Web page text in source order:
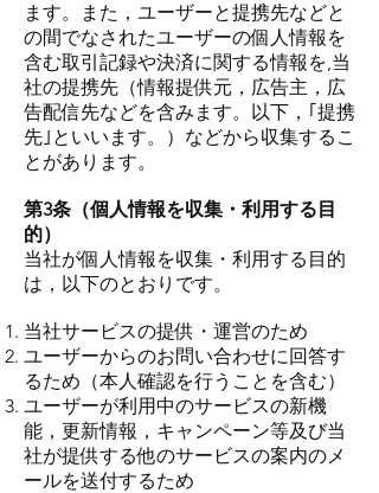
ます。また，ユーザーと提携先などと
の間でなされたユーザーの個人情報を
含む取引記録や決済に関する情報を,当
社の提携先（情報提供元，広告主，広
告配信先などを含みます。以下，｢提携
先｣といいます。）などから収集するこ
とがあります。
第3条（個人情報を収集・利用する目
的）
当社が個人情報を収集・利用する目的
は，以下のとおりです。
当社サービスの提供・運営のため
ユーザーからのお問い合わせに回答す
るため（本人確認を行うことを含む）
ユーザーが利用中のサービスの新機
能，更新情報，キャンペーン等及び当
社が提供する他のサービスの案内のメ
ールを送付するため